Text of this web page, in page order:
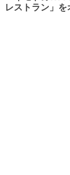
レストラン」を